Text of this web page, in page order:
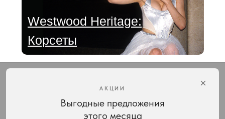
Westwood Heritage:
Корсеты
×
АКЦИИ
Выгодные предложения
этого месяца
Интернет-магазин украшений Vivienne Westwood с доставкой по всей России